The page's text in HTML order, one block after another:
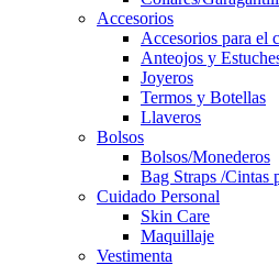
Accesorios
Accesorios para el
Anteojos y
Joyeros
Termos y Botellas
Llaveros
Bolsos
Bolsos/Monederos
Bag Straps /Cintas
Cuidado Personal
Skin Care
Maquillaje
Vestimenta